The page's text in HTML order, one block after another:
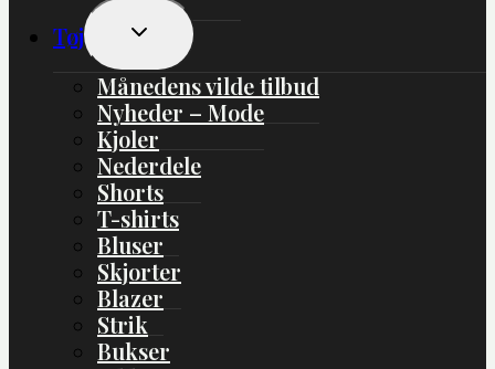
Tøj
Skift
Undermenu
Månedens vilde tilbud
Nyheder – Mode
Kjoler
Nederdele
Shorts
T-shirts
Bluser
Skjorter
Blazer
Strik
Bukser